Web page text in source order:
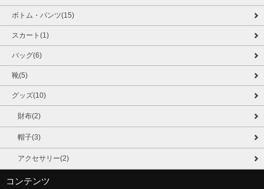
ボトム・パンツ(15)
スカート(1)
バッグ(6)
靴(5)
グッズ(10)
財布(2)
帽子(3)
アクセサリー(2)
コンテンツ